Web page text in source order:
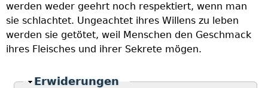
werden weder geehrt noch respektiert, wenn man
sie schlachtet. Ungeachtet ihres Willens zu leben
werden sie getötet, weil Menschen den Geschmack
ihres Fleisches und ihrer Sekrete mögen.
Ausblenden
Erwiderungen